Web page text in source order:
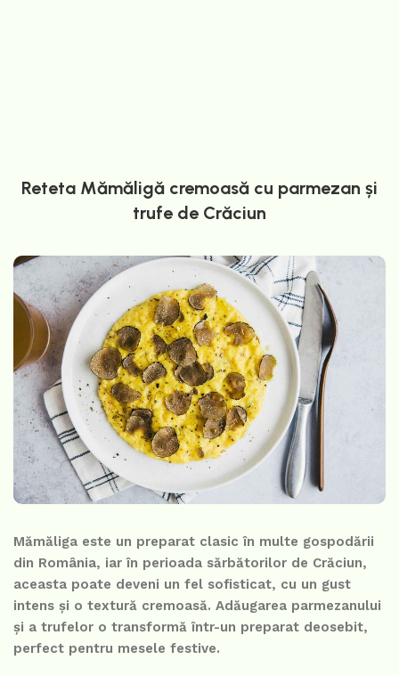
Reteta Mămăligă cremoasă cu parmezan și
trufe de Crăciun
Mămăliga este un preparat clasic în multe gospodării
din România, iar în perioada sărbătorilor de Crăciun,
aceasta poate deveni un fel sofisticat, cu un gust
intens și o textură cremoasă. Adăugarea parmezanului
și a trufelor o transformă într-un preparat deosebit,
perfect pentru mesele festive.